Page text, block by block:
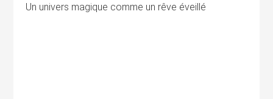
Un univers magique comme un rêve éveillé